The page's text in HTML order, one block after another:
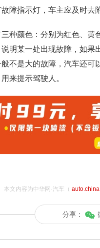
障指示灯，车主应及时去
种颜色：分别为红色、
明某一处出现故障，如果
不是大的故障，汽车还
来提示驾驶人。
本文内容为中华网·汽车（
分享：